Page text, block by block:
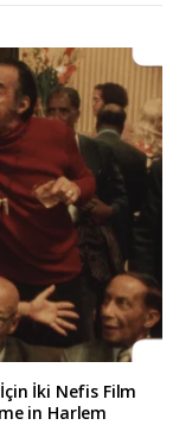
İki Nefis Film
in Harlem